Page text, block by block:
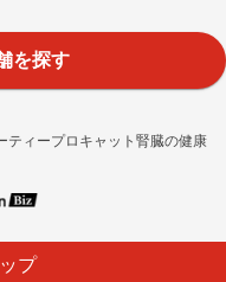
ティープロキャット腎臓の健康
を探す
プ